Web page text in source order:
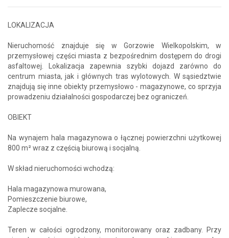
LOKALIZACJA
Nieruchomość znajduje się w Gorzowie Wielkopolskim, w
przemysłowej części miasta z bezpośrednim dostępem do drogi
asfaltowej. Lokalizacja zapewnia szybki dojazd zarówno do
centrum miasta, jak i głównych tras wylotowych. W sąsiedztwie
znajdują się inne obiekty przemysłowo - magazynowe, co sprzyja
prowadzeniu działalności gospodarczej bez ograniczeń.
OBIEKT
Na wynajem hala magazynowa o łącznej powierzchni użytkowej
800 m² wraz z częścią biurową i socjalną.
W skład nieruchomości wchodzą:
Hala magazynowa murowana,
Pomieszczenie biurowe,
Zaplecze socjalne.
Teren w całości ogrodzony, monitorowany oraz zadbany. Przy